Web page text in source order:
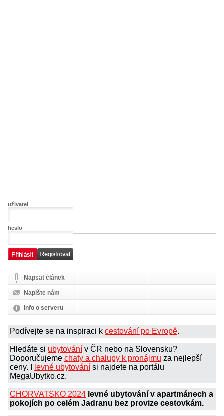
uživatel
heslo
Napsat článek
Napište nám
Info o serveru
Podívejte se na inspiraci k cestování po Evropě.
Hledáte si ubytování v ČR nebo na Slovensku?
Doporučujeme chaty a chalupy k pronájmu za nejlepší
ceny. I
levné ubytování si najdete na portálu
MegaUbytko.cz.
CHORVATSKO 2024 levné ubytování v apartmánech a
pokojích po celém Jadranu bez provize cestovkám.